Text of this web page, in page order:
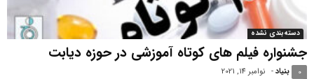
دسته‌بندی نشده
جشنواره فیلم های کوتاه آموزشی در حوزه دیابت
بنیاد- نوامبر 14, 2021 0